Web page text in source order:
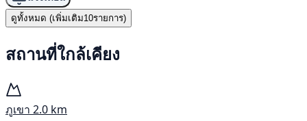
ดูทั้งหมด (เพิ่มเติม10รายการ)
สถานที่ใกล้เคียง
ภูเขา 2.0 km